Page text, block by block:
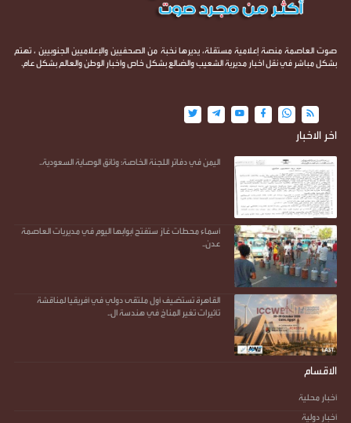
صوت العاصمة منصة إعلامية مستقلة، يديرها نخبة من الصحفيين والإعلاميين الجنوبيين ، تهتم
بشكل مباشر في نقل اخبار مديرية الشعيب والضالع بشكل خاص واخبار الوطن والعالم بشكل عام.
اخر الاخبار
اليمن في دفاتر اللجنة الخاصة: وثائق الوصاية السعودية..
أسماء محطات غاز ستفتح أبوابها اليوم في مديريات العاصمة
عدن..
القاهرة تستضيف أول ملتقى دولي في أفريقيا لمناقشة
تأثيرات تغير المناخ في هندسة ال..
الاقسام
أخبار محلية
أخبار دولية